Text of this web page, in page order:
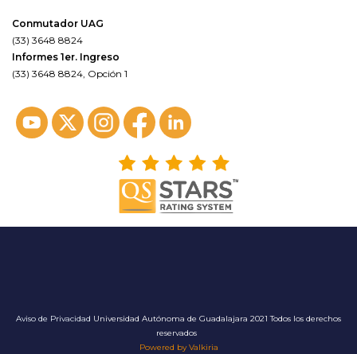
Conmutador UAG
(33) 3648 8824
Informes 1er. Ingreso
(33) 3648 8824, Opción 1
Aviso de Privacidad Universidad Autónoma de Guadalajara 2021 Todos los derechos
reservados
Powered by Valkiria